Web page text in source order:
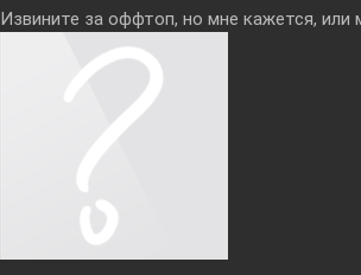
Извините за оффтоп, но мне кажется,